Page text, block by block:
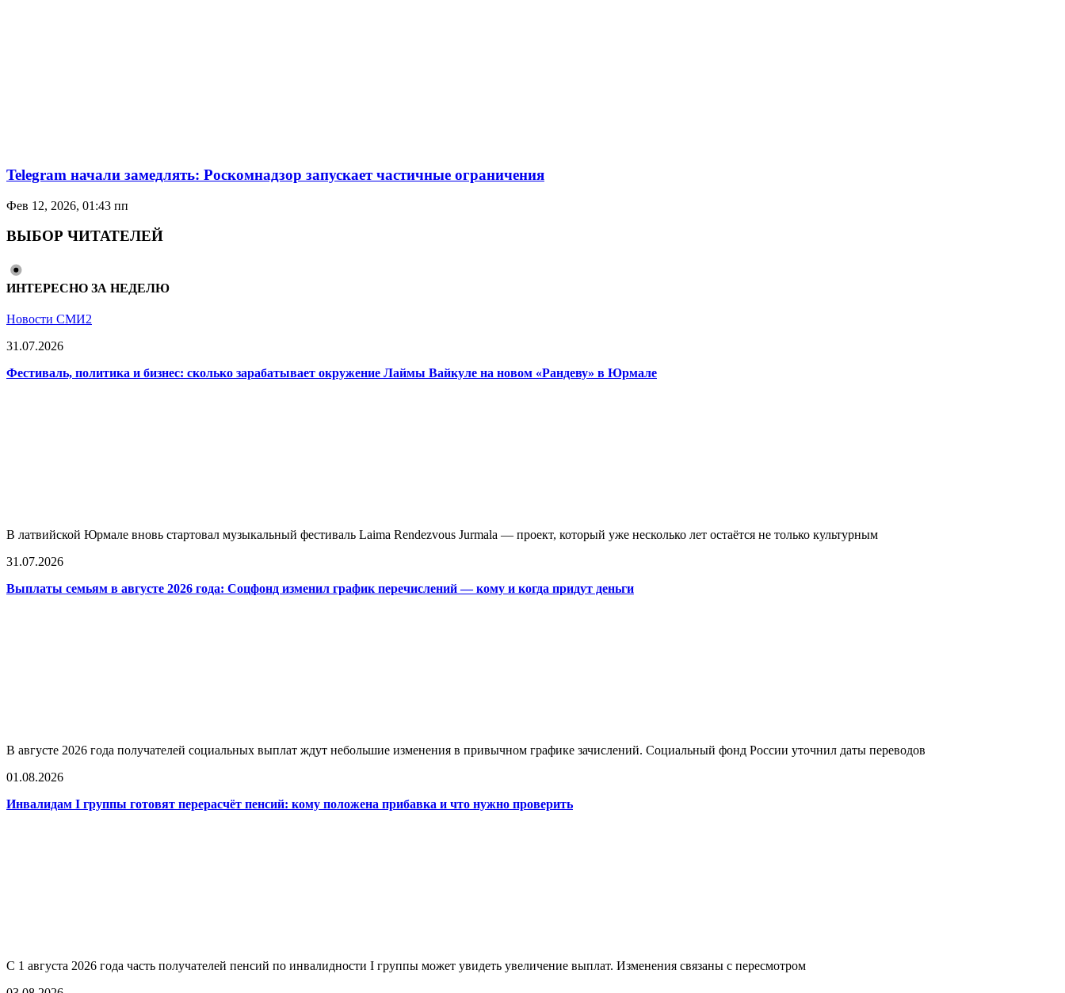
Telegram начали замедлять: Роскомнадзор запускает частичные ограничения
Фев 12, 2026, 01:43 пп
ВЫБОР ЧИТАТЕЛЕЙ
ИНТЕРЕСНО ЗА НЕДЕЛЮ
Новости СМИ2
31.07.2026
Фестиваль, политика и бизнес: сколько зарабатывает окружение Лаймы Вайкуле на новом «Рандеву» в Юрмале
В латвийской Юрмале вновь стартовал музыкальный фестиваль Laima Rendezvous Jurmala — проект, который уже несколько лет остаётся не только культурным
31.07.2026
Выплаты семьям в августе 2026 года: Соцфонд изменил график перечислений — кому и когда придут деньги
В августе 2026 года получателей социальных выплат ждут небольшие изменения в привычном графике зачислений. Социальный фонд России уточнил даты переводов
01.08.2026
Инвалидам I группы готовят перерасчёт пенсий: кому положена прибавка и что нужно проверить
С 1 августа 2026 года часть получателей пенсий по инвалидности I группы может увидеть увеличение выплат. Изменения связаны с пересмотром